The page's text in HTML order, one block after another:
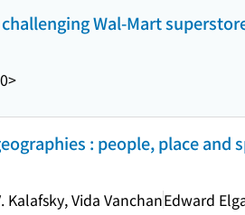
Wal-Mart
: people, place and
Vida VanchanEdward